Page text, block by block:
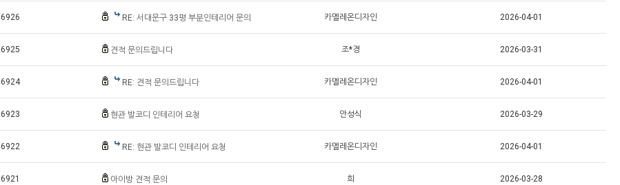
6926 RE: 서대문구 33평 부분인테리어 문의 카멜레온디자인 2026-04-01
6925 견적 문의드립니다 조*경 2026-03-31
6924 RE: 견적 문의드립니다 카멜레온디자인 2026-04-01
6923 현관 발코디 인테리어 요청 안성식 2026-03-29
6922 RE: 현관 발코디 인테리어 요청 카멜레온디자인 2026-04-01
6921 아이방 견적 문의 희 2026-03-28